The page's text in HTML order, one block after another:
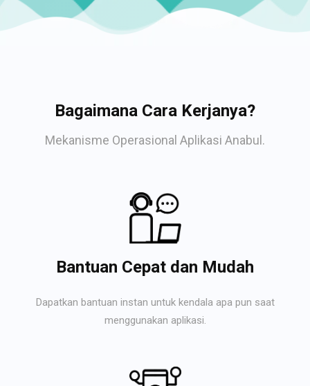
Bagaimana Cara Kerjanya?
Mekanisme Operasional Aplikasi Anabul.
Bantuan Cepat dan Mudah
Dapatkan bantuan instan untuk kendala apa pun saat
menggunakan aplikasi.